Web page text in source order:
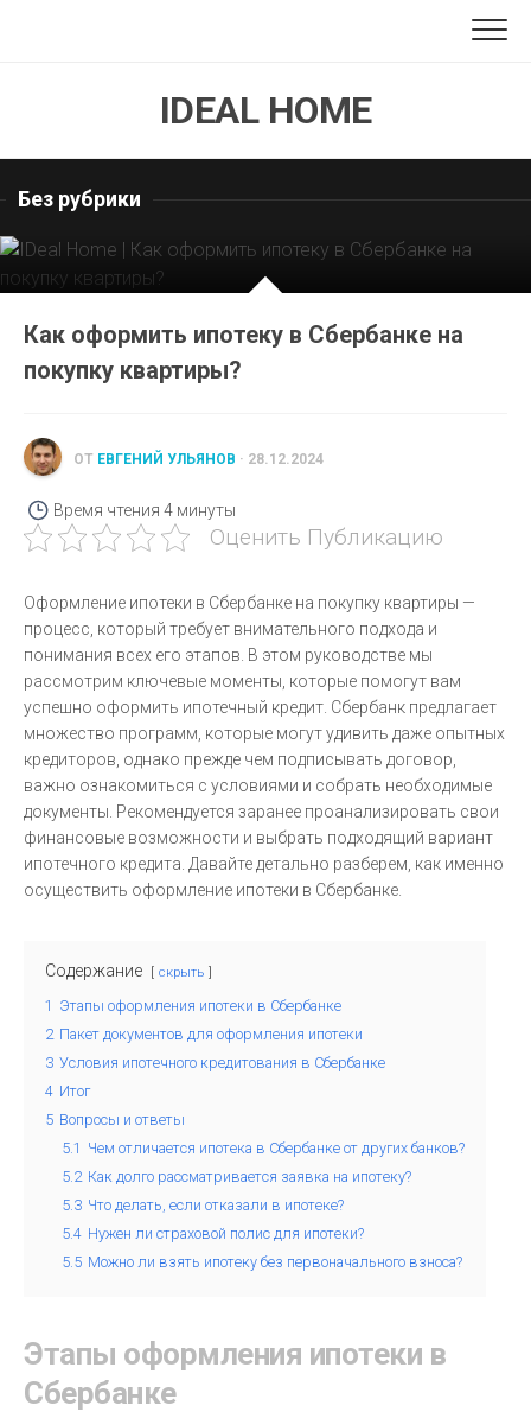
IDEAL HOME
Без рубрики
Как оформить ипотеку в Сбербанке на
покупку квартиры?
ОТ ЕВГЕНИЙ УЛЬЯНОВ · 28.12.2024
Время чтения 4 минуты
Оценить Публикацию
Оформление ипотеки в Сбербанке на покупку квартиры —
процесс, который требует внимательного подхода и
понимания всех его этапов. В этом руководстве мы
рассмотрим ключевые моменты, которые помогут вам
успешно оформить ипотечный кредит. Сбербанк предлагает
множество программ, которые могут удивить даже опытных
кредиторов, однако прежде чем подписывать договор,
важно ознакомиться с условиями и собрать необходимые
документы. Рекомендуется заранее проанализировать свои
финансовые возможности и выбрать подходящий вариант
ипотечного кредита. Давайте детально разберем, как именно
осуществить оформление ипотеки в Сбербанке.
Содержание скрыть
1 Этапы оформления ипотеки в Сбербанке
2 Пакет документов для оформления ипотеки
3 Условия ипотечного кредитования в Сбербанке
4 Итог
5 Вопросы и ответы
5.1 Чем отличается ипотека в Сбербанке от других банков?
5.2 Как долго рассматривается заявка на ипотеку?
5.3 Что делать, если отказали в ипотеке?
5.4 Нужен ли страховой полис для ипотеки?
5.5 Можно ли взять ипотеку без первоначального взноса?
Этапы оформления ипотеки в
Сбербанке